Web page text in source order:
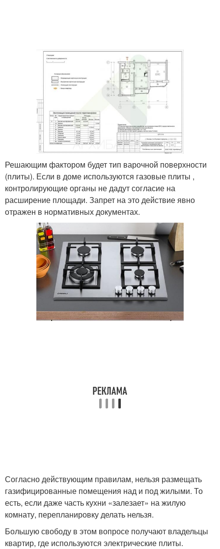
Решающим фактором будет тип варочной поверхности
(плиты). Если в доме используются газовые плиты ,
контролирующие органы не дадут согласие на
расширение площади. Запрет на это действие явно
отражен в нормативных документах.
Согласно действующим правилам, нельзя размещать
газифицированные помещения над и под жилыми. То
есть, если даже часть кухни «залезает» на жилую
комнату, перепланировку делать нельзя.
Большую свободу в этом вопросе получают владельцы
квартир, где используются электрические плиты.